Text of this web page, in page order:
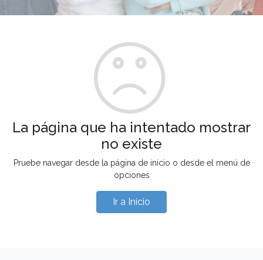
La página que ha intentado mostrar
no existe
Pruebe navegar desde la página de inicio o desde el menú de
opciones
Ir a Inicio